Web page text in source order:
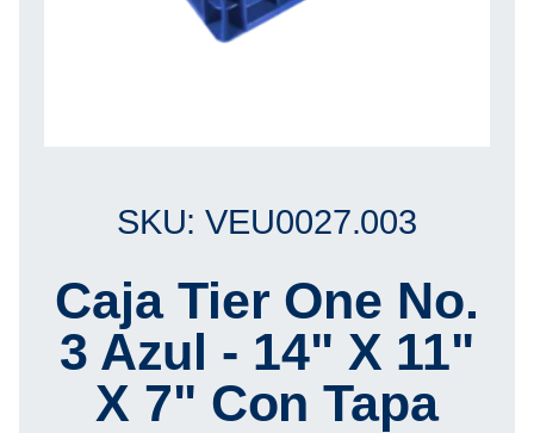
SKU: VEU0027.003
Caja Tier One No.
3 Azul - 14" X 11"
X 7" Con Tapa